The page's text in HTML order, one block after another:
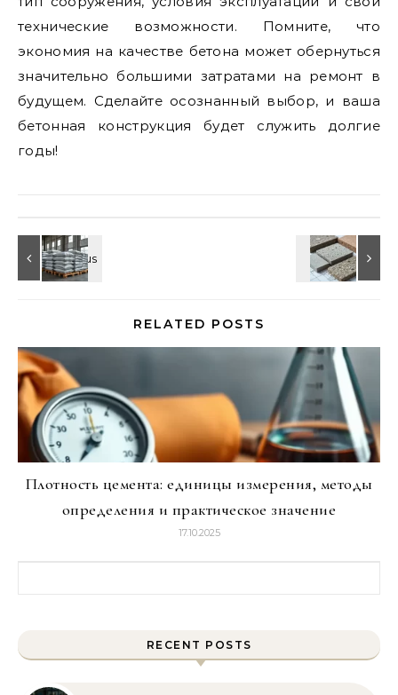
технические возможности. Помните, что
экономия на качестве бетона может обернуться
значительно большими затратами на ремонт в
будущем. Сделайте осознанный выбор, и ваша
бетонная конструкция будет служить долгие
годы!
RELATED POSTS
Плотность цемента: единицы измерения, методы
определения и практическое значение
17.10.2025
RECENT POSTS